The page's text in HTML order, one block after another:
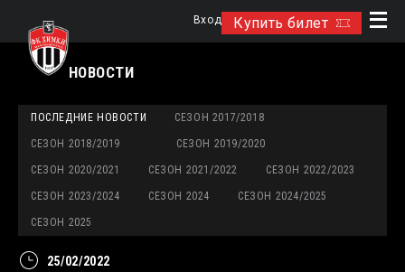
Купить билет
Вход
НОВОСТИ
ПОСЛЕДНИЕ НОВОСТИ СЕЗОН 2017/2018
СЕЗОН 2018/2019 СЕЗОН 2019/2020
СЕЗОН 2020/2021 СЕЗОН 2021/2022 СЕЗОН 2022/2023
СЕЗОН 2023/2024 СЕЗОН 2024 СЕЗОН 2024/2025
СЕЗОН 2025
25/02/2022